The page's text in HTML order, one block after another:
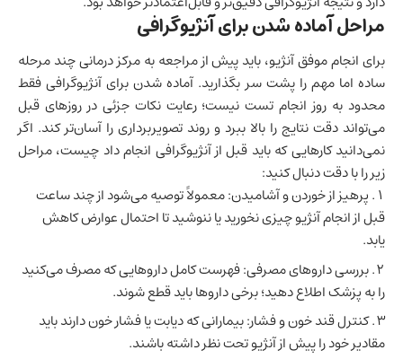
مراحل آماده شدن برای آنژیوگرافی
برای انجام موفق آنژیو، باید پیش از مراجعه به مرکز درمانی چند مرحله
ساده اما مهم را پشت سر بگذارید. آماده شدن برای آنژیوگرافی فقط
محدود به روز انجام تست نیست؛ رعایت نکات جزئی در روزهای قبل
می‌تواند دقت نتایج را بالا ببرد و روند تصویربرداری را آسان‌تر کند. اگر
نمی‌دانید کارهایی که باید قبل از آنژیوگرافی انجام داد چیست، مراحل
زیر را با دقت دنبال کنید:
پرهیز از خوردن و آشامیدن: معمولاً توصیه می‌شود از چند ساعت
قبل از انجام آنژیو چیزی نخورید یا ننوشید تا احتمال عوارض کاهش
یابد.
بررسی داروهای مصرفی: فهرست کامل داروهایی که مصرف می‌کنید
را به پزشک اطلاع دهید؛ برخی داروها باید قطع شوند.
کنترل قند خون و فشار: بیمارانی که دیابت یا فشار خون دارند باید
مقادیر خود را پیش از آنژیو تحت نظر داشته باشند.